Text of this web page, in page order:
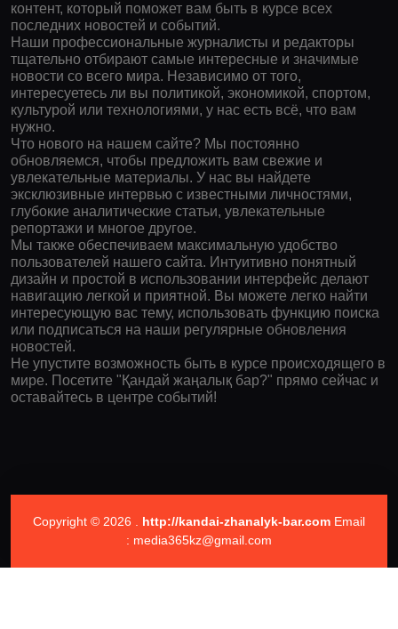
контент, который поможет вам быть в курсе всех
последних новостей и событий.
Наши профессиональные журналисты и редакторы
тщательно отбирают самые интересные и значимые
новости со всего мира. Независимо от того,
интересуетесь ли вы политикой, экономикой, спортом,
культурой или технологиями, у нас есть всё, что вам
нужно.
Что нового на нашем сайте? Мы постоянно
обновляемся, чтобы предложить вам свежие и
увлекательные материалы. У нас вы найдете
эксклюзивные интервью с известными личностями,
глубокие аналитические статьи, увлекательные
репортажи и многое другое.
Мы также обеспечиваем максимальную удобство
пользователей нашего сайта. Интуитивно понятный
дизайн и простой в использовании интерфейс делают
навигацию легкой и приятной. Вы можете легко найти
интересующую вас тему, использовать функцию поиска
или подписаться на наши регулярные обновления
новостей.
Не упустите возможность быть в курсе происходящего в
мире. Посетите "Қандай жаңалық бар?" прямо сейчас и
оставайтесь в центре событий!
Copyright © 2026 . http://kandai-zhanalyk-bar.com Email
: media365kz@gmail.com